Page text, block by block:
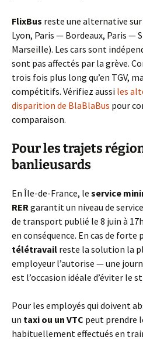
FlixBus reste une alternative
Lyon, Paris — Bordeaux, Paris —
Marseille). Les cars sont
sont pas affectés par la grève.
trois fois plus long qu’en TGV,
compétitifs. Vérifiez aussi les
disparition de BlaBlaBus pour
comparaison.
Pour les trajets
banlieusards
En Île-de-France, le service
RERgarantit un niveau de
de transport publié le 8 juin à
en conséquence. En cas de
télétravail reste la solution la
employeur l’autorise — une
est l’occasion idéale d’éviter le
Pour les employés qui doivent
un taxi ou un VTC peut prendre
habituellement effectués en